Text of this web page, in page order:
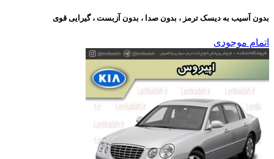
بدون آسیب به دیسک ترمز ، بدون صدا ، بدون آزبست ، گیرایی قوی​
اتمام موجودی